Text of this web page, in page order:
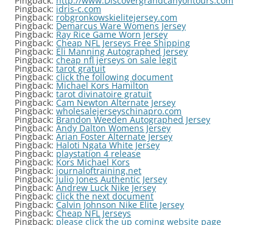
Pingback: idris-c.com
Pingback: robgronkowskielitejersey.com
Pingback: Demarcus Ware Womens Jersey
Pingback: Ray Rice Game Worn Jersey
Pingback: Cheap NFL Jerseys Free Shipping
Pingback: Eli Manning Autographed Jersey
Pingback: cheap nfl jerseys on sale legit
Pingback: tarot gratuit
Pingback: click the following document
Pingback: Michael Kors Hamilton
Pingback: tarot divinatoire gratuit
Pingback: Cam Newton Alternate Jersey
Pingback: wholesalejerseyschinapro.com
Pingback: Brandon Weeden Autographed Jersey
Pingback: Andy Dalton Womens Jersey
Pingback: Arian Foster Alternate Jersey
Pingback: Haloti Ngata White Jersey
Pingback: playstation 4 release
Pingback: Kors Michael Kors
Pingback: journaloftraining.net
Pingback:Julio Jones Authentic Jersey
Pingback:Andrew Luck Nike Jersey
Pingback: click the next document
Pingback: Calvin Johnson Nike Elite Jersey
Pingback: Cheap NFL Jerseys
Pingback: please click the up coming website page